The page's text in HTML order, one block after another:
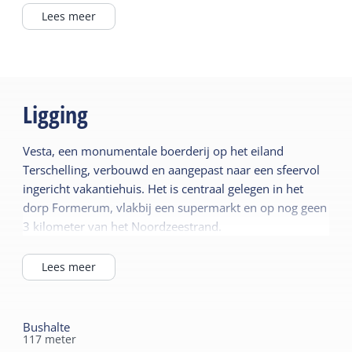
In het dorp
grond
Vloerverwarming
Centrale verwarming
Rookvrij
Wifi privé
Lees meer
Sanitair
Separaat toilet
Douche
Wellness
Sauna prive
Jacuzzi (buiten) prive
Lees meer
Ligging
Vesta, een monumentale boerderij op het eiland
Terschelling, verbouwd en aangepast naar een sfeervol
ingericht vakantiehuis. Het is centraal gelegen in het
dorp Formerum, vlakbij een supermarkt en op nog geen
3 kilometer van het Noordzeestrand.
Lees meer
Bushalte
117 meter